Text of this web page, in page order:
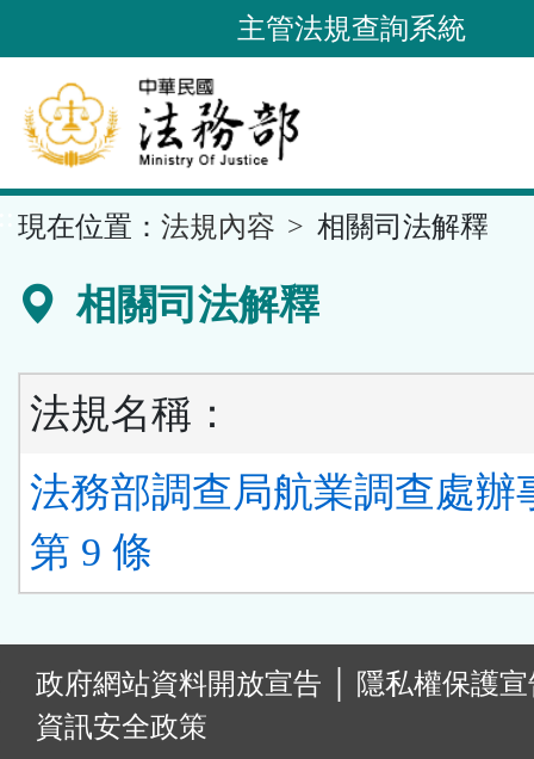
到
要
內
容
區
主管法規查詢系統
現在位置： 法規內容 相關司法解釋
相關司法解釋
法規名稱：
法務部調查局航業調查處辦
第 9 條
政府網站資料開放宣告
隱私權保護
資訊安全政策